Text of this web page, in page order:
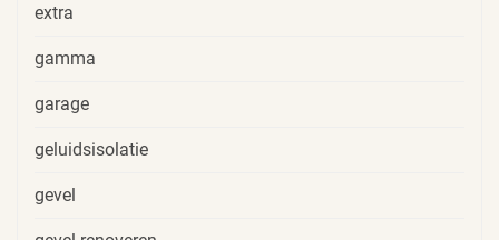
extra
gamma
garage
geluidsisolatie
gevel